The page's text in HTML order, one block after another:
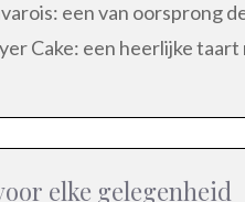
een van oorsprong
Cake: een heerlijke
elke gelegenheid